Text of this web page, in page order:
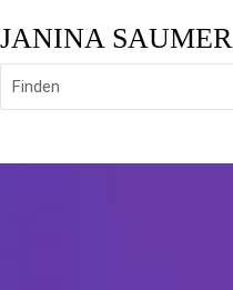
JANINA
Finden